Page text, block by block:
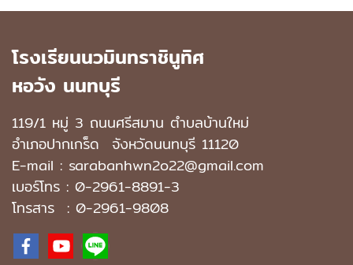
โรงเรียนนวมินทราชินูทิศ
หอวัง นนทบุรี
119/1 หมู่ 3 ถนนศรีสมาน ตำบลบ้านใหม่
อำเภอปากเกร็ด จังหวัดนนทบุรี 11120
E-mail : sarabanhwn2o22@gmail.com
เบอร์โทร : 0-2961-8891-3
โทรสาร : 0-2961-9808